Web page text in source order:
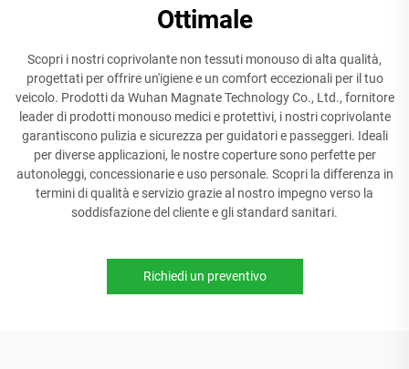
Ottimale
Scopri i nostri coprivolante non tessuti monouso di alta qualità,
progettati per offrire un'igiene e un comfort eccezionali per il tuo
veicolo. Prodotti da Wuhan Magnate Technology Co., Ltd., fornitore
leader di prodotti monouso medici e protettivi, i nostri coprivolante
garantiscono pulizia e sicurezza per guidatori e passeggeri. Ideali
per diverse applicazioni, le nostre coperture sono perfette per
autonoleggi, concessionarie e uso personale. Scopri la differenza in
termini di qualità e servizio grazie al nostro impegno verso la
soddisfazione del cliente e gli standard sanitari.
Richiedi un preventivo